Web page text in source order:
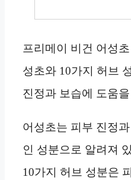
프리메이 비건 어성
성초와 10가지 허브
진정과 보습에 도움
어성초는 피부 진정
인 성분으로 알려져
10가지 허브 성분은